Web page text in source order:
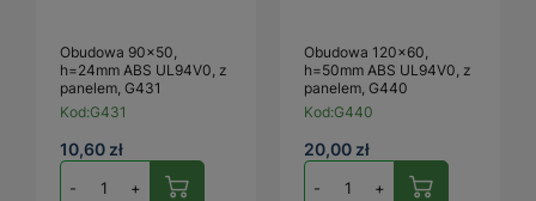
Obudowa 90x50,
h=24mm ABS UL94V0, z
panelem, G431
Kod:G431
10,60 zł
- +
Obudowa 120x60,
h=50mm ABS UL94V0, z
panelem, G440
Kod:G440
20,00 zł
- +